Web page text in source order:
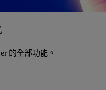
的全部功能。